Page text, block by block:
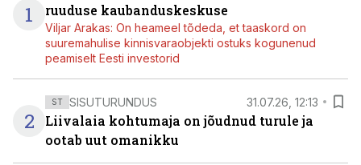
1
ruuduse kaubanduskeskuse
Viljar Arakas: On heameel tõdeda, et taaskord on
suuremahulise kinnisvaraobjekti ostuks kogunenud
peamiselt Eesti investorid
2
ST SISUTURUNDUS 31.07.26, 12:13
Liivalaia kohtumaja on jõudnud turule ja
ootab uut omanikku